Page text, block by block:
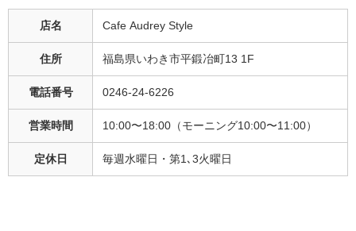
店名 Cafe Audrey Style
住所 福島県いわき市平鍛冶町13 1F
電話番号 0246-24-6226
営業時間 10:00〜18:00（モーニング10:00〜11:00）
定休日 毎週水曜日・第1､3火曜日